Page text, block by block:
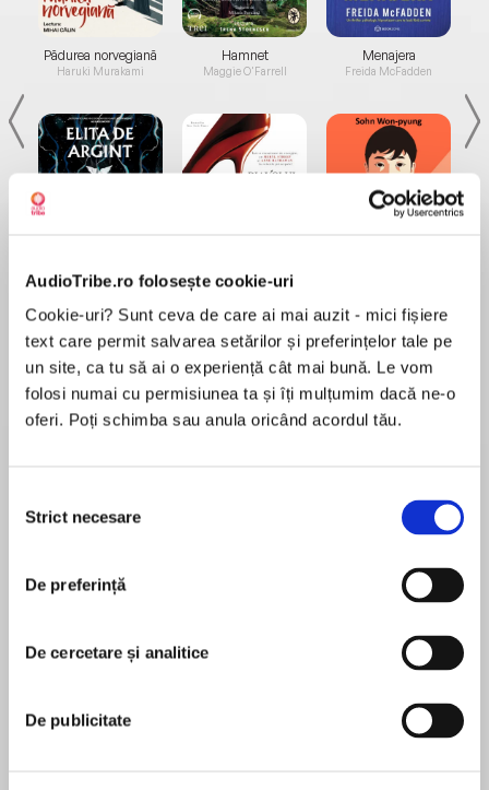
AudioTribe.ro folosește cookie-uri
Cookie-uri? Sunt ceva de care ai mai auzit - mici fișiere
text care permit salvarea setărilor și preferințelor tale pe
un site, ca tu să ai o experiență cât mai bună. Le vom
folosi numai cu permisiunea ta și îți mulțumim dacă ne-o
oferi. Poți schimba sau anula oricând acordul tău.
consimțământului
Strict necesare
De preferință
De cercetare și analitice
De publicitate
Pădurea norvegiană
Haruki Murakami
de...
Dani Francis
Hamnet
Maggie O'Farrell
la...
Lauren Weisberger
Menajera
Freida McFadden
Desprecarte
A gritty drama that will appeal to fans of The
When little Terry and Nancy arrive at the door of
shellshocked after being orphaned in the fire
damaged by his experiences, though the
concerned staff, especially Angela Morton,
suspect that there is something more sinister
behind his disturbing behaviour.
În acest moment nu există recenzii
Cathy Sharp
Cathy loves writing because it gives pleasure to
others. She finds writing an extension of herself